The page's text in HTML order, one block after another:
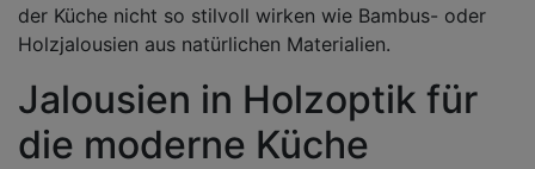
der Küche nicht so stilvoll wirken wie Bambus- oder
Holzjalousien aus natürlichen Materialien.
Jalousien in Holzoptik für
die moderne Küche